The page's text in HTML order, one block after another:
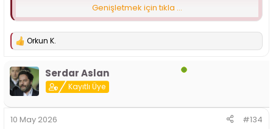
Bunların hepsini bir araya getirdiğinde başarı gelir. Bizde
olmuyor. Bütçen varsa gerisini önemsemiyorlar. iyi bir
şube yöneticisi erden Timur’dan sonra hiç olmadı..
Genişletmek için tıkla ...
T
p
k
i
l
:
Orkun K.
Serdar Aslan
Kayıtlı Üye
10 May 2026 #134